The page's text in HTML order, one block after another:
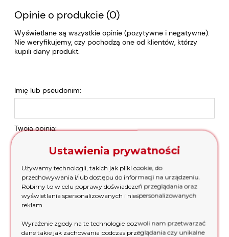
Opinie o produkcie (0)
Wyświetlane są wszystkie opinie (pozytywne i negatywne).
Nie weryfikujemy, czy pochodzą one od klientów, którzy
kupili dany produkt.
Imię lub pseudonim:
Twoja opinia:
Ustawienia prywatności
Używamy technologii, takich jak pliki cookie, do
przechowywania i/lub dostępu do informacji na urządzeniu.
Robimy to w celu poprawy doświadczeń przeglądania oraz
wyświetlania spersonalizowanych i niespersonalizowanych
reklam.
Wyrażenie zgody na te technologie pozwoli nam przetwarzać
dane takie jak zachowania podczas przeglądania czy unikalne